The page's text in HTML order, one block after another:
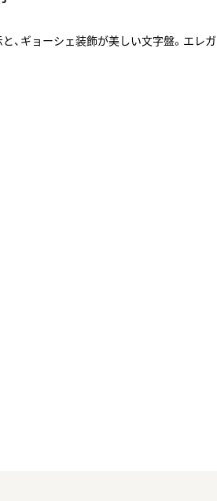
、ギョーシェ装飾が美しい文字盤。エレ